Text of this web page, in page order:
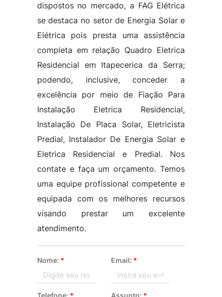
dispostos no mercado, a FAG Elétrica
se destaca no setor de Energia Solar e
Elétrica pois presta uma assistência
completa em relação Quadro Eletrica
Residencial em Itapecerica da Serra;
podendo, inclusive, conceder a
excelência por meio de Fiação Para
Instalação Eletrica Residencial,
Instalação De Placa Solar, Eletricista
Predial, Instalador De Energia Solar e
Eletrica Residencial e Predial. Nos
contate e faça um orçamento. Temos
uma equipe profissional competente e
equipada com os melhores recursos
visando prestar um excelente
atendimento.
Nome: * Email: *
Telefone: * Assunto: *